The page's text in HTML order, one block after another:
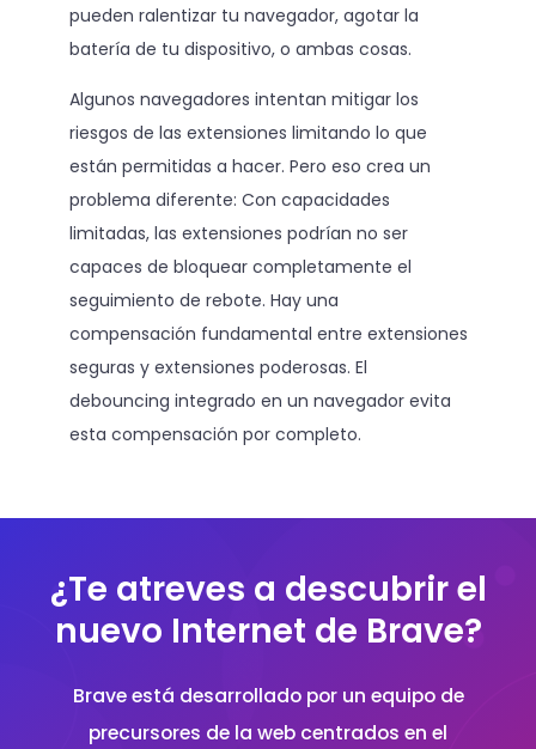
pueden ralentizar tu navegador, agotar la
batería de tu dispositivo, o ambas cosas.
Algunos navegadores intentan mitigar los
riesgos de las extensiones limitando lo que
están permitidas a hacer. Pero eso crea un
problema diferente: Con capacidades
limitadas, las extensiones podrían no ser
capaces de bloquear completamente el
seguimiento de rebote. Hay una
compensación fundamental entre extensiones
seguras y extensiones poderosas. El
debouncing integrado en un navegador evita
esta compensación por completo.
¿Te atreves a descubrir el
nuevo Internet de Brave?
Brave está desarrollado por un equipo de
precursores de la web centrados en el